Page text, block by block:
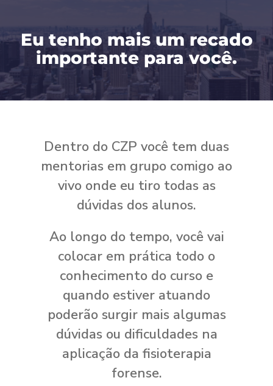
Eu tenho mais um recado
importante para você.
Dentro do CZP você tem duas
mentorias em grupo comigo ao
vivo onde eu tiro todas as
dúvidas dos alunos.
Ao longo do tempo, você vai
colocar em prática todo o
conhecimento do curso e
quando estiver atuando
poderão surgir mais algumas
dúvidas ou dificuldades na
aplicação da fisioterapia
forense.